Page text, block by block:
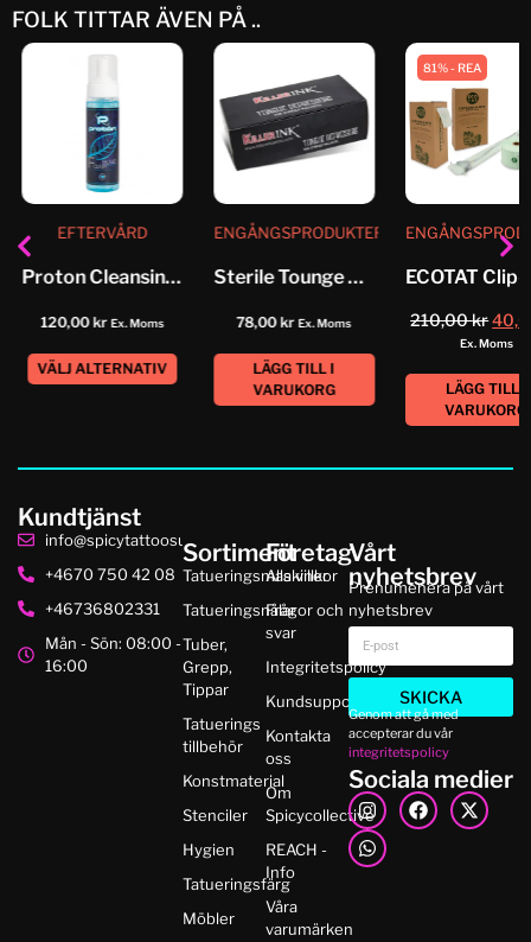
FOLK TITTAR ÄVEN PÅ ..
EFTERVÅRD
Proton Cleansing Foamer
120,00kr Ex. Moms
VÄLJ ALTERNATIV
ENGÅNGSPRODUKTER
Sterile Tounge Depressor
78,00kr Ex. Moms
LÄGG TILL I
VARUKORG
81% - REA
210,00kr
Ex. Moms
LÄGG TILL I
VARUKORG
Kundtjänst
info@spicytattoosupplies.se
+4670 750 42 08
+46736802331
Mån - Sön: 08:00 -
16:00
Sortiment
Tatueringsmaskiner
Tatueringsnålar
Tuber,
Grepp,
Tippar
Tatuerings
tillbehör
Konstmaterial
Stenciler
Hygien
Tatueringsfärg
Möbler
Företag
Alla villkor
Frågor och
svar
Integritetspolicy
Kundsupport
Kontakta
oss
Om
Spicycollective
REACH -
Info
Våra
varumärken
Vårt
nyhetsbrev
Prenumenera på vårt
nyhetsbrev
SKICKA
Genom att gå med
accepterar du vår
integritetspolicy
Sociala medier